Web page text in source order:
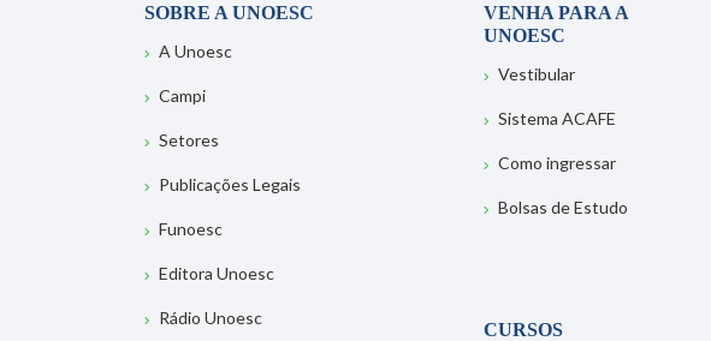
SOBRE A UNOESC
A Unoesc
Campi
Setores
Publicações Legais
Funoesc
Editora Unoesc
Rádio Unoesc
VENHA PARA A
UNOESC
Vestibular
Sistema ACAFE
Como ingressar
Bolsas de Estudo
CURSOS